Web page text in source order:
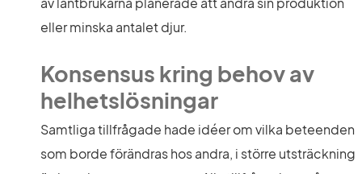
eller minska antalet djur.
Konsensus kring behov av
helhetslösningar
Samtliga tillfrågade hade idéer om vilka beteenden
som borde förändras hos andra, i större utsträckning